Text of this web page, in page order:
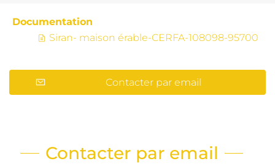
Documentation
Siran- maison érable-CERFA-108098-95700
Contacter par email
Contacter par email